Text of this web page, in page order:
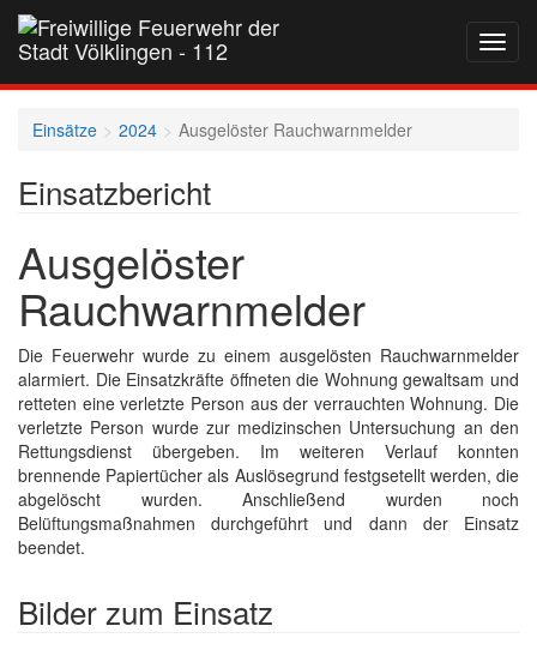
auf-
und
Einsätze 2024 Ausgelöster Rauchwarnmelder
Einsatzbericht
Ausgelöster
Rauchwarnmelder
Die Feuerwehr wurde zu einem ausgelösten Rauchwarnmelder
alarmiert. Die Einsatzkräfte öffneten die Wohnung gewaltsam und
retteten eine verletzte Person aus der verrauchten Wohnung. Die
verletzte Person wurde zur medizinschen Untersuchung an den
Rettungsdienst übergeben. Im weiteren Verlauf konnten
brennende Papiertücher als Auslösegrund festgsetellt werden, die
abgelöscht wurden. Anschließend wurden noch
Belüftungsmaßnahmen durchgeführt und dann der Einsatz
beendet.
Bilder zum Einsatz